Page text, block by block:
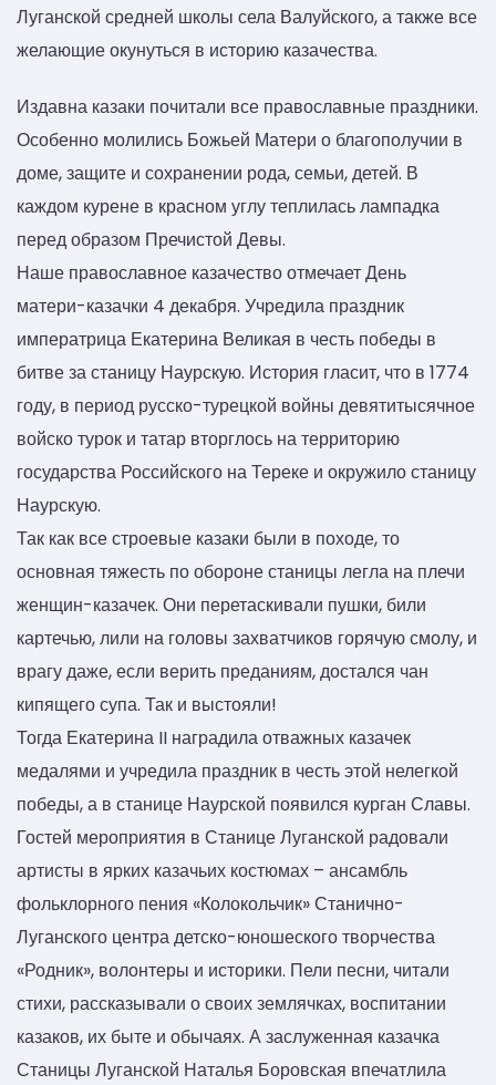
Луганской средней школы села Валуйского, а также все
желающие окунуться в историю казачества.
Издавна казаки почитали все православные праздники.
Особенно молились Божьей Матери о благополучии в
доме, защите и сохранении рода, семьи, детей. В
каждом курене в красном углу теплилась лампадка
перед образом Пречистой Девы.
Наше православное казачество отмечает День
матери-казачки 4 декабря. Учредила праздник
императрица Екатерина Великая в честь победы в
битве за станицу Наурскую. История гласит, что в 1774
году, в период русско-турецкой войны девятитысячное
войско турок и татар вторглось на территорию
государства Российского на Тереке и окружило станицу
Наурскую.
Так как все строевые казаки были в походе, то
основная тяжесть по обороне станицы легла на плечи
женщин-казачек. Они перетаскивали пушки, били
картечью, лили на головы захватчиков горячую смолу, и
врагу даже, если верить преданиям, достался чан
кипящего супа. Так и выстояли!
Тогда Екатерина II наградила отважных казачек
медалями и учредила праздник в честь этой нелегкой
победы, а в станице Наурской появился курган Славы.
Гостей мероприятия в Станице Луганской радовали
артисты в ярких казачьих костюмах – ансамбль
фольклорного пения «Колокольчик» Станично-
Луганского центра детско-юношеского творчества
«Родник», волонтеры и историки. Пели песни, читали
стихи, рассказывали о своих землячках, воспитании
казаков, их быте и обычаях. А заслуженная казачка
Станицы Луганской Наталья Боровская впечатлила